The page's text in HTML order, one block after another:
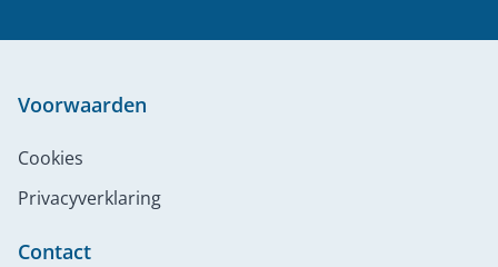
Voorwaarden
Cookies
Privacyverklaring
Contact